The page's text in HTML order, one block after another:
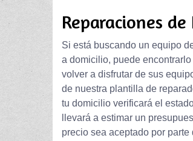
Reparaciones
Si está buscando un equipo
a domicilio, puede
volver a disfrutar de sus
de nuestra plantilla de
tu domicilio verificará el
llevará a estimar un
precio sea aceptado por